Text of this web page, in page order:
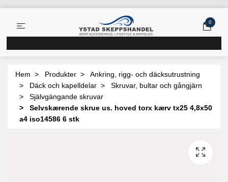
0
Hem Produkter
Ankring, rigg- och däcksutrustning
Däck och kapelldelar
Skruvar, bultar och gångjärn
Självgängande skruvar
Selvskærende skrue us. hoved torx kærv tx25 4,8x50
a4 iso14586 6 stk